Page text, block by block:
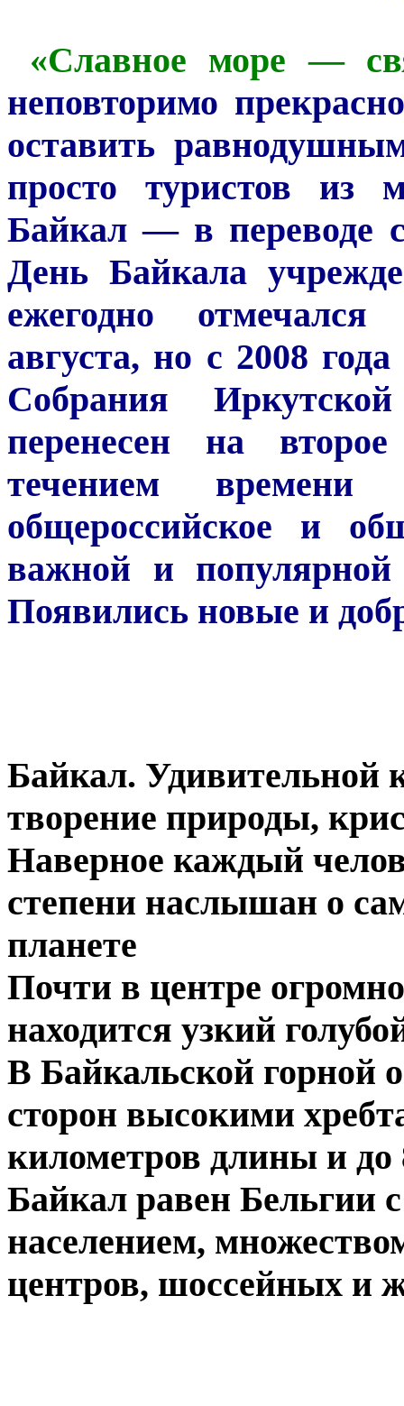
«Славное море —
неповторимо
оставить
просто туристов из
Байкал — в переводе с
День Байкала
ежегодно
августа, но с 2008
Собрания
перенесен на
течением
общероссийское и
важной и
Появились новые и
Байкал. Удивительной
творение природы,
Наверное каждый
степени наслышан о
планете
Почти в центре
находится узкий
В Байкальской горной
сторон высокими
километров длины и
Байкал равен Бельгии
населением,
центров, шоссейных и